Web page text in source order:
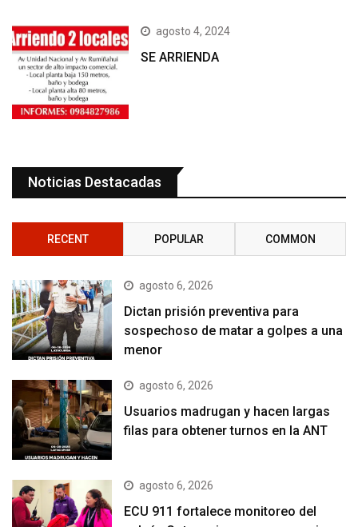
agosto 4, 2024
SE ARRIENDA
Noticias Destacadas
RECENT POPULAR COMMON
agosto 6, 2026
Dictan prisión preventiva para
sospechoso de matar a golpes a una
menor
agosto 6, 2026
Usuarios madrugan y hacen largas
filas para obtener turnos en la ANT
agosto 6, 2026
ECU 911 fortalece monitoreo del